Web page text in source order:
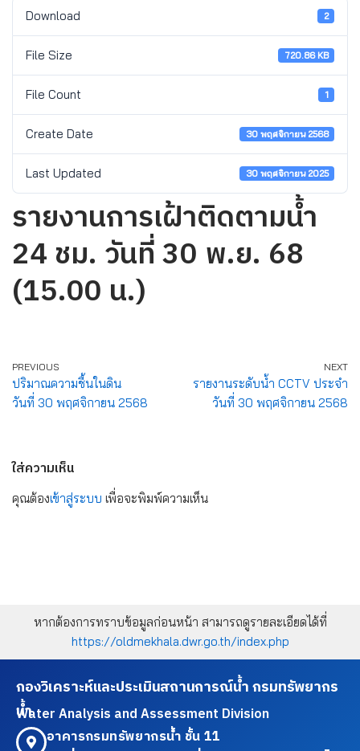
Download 2
File Size 720.86 KB
File Count 1
Create Date 30 พฤศจิกายน 2568
Last Updated 30 พฤศจิกายน 2025
รายงานการเฝ้าติดตามน้ำ
24 ชม. วันที่ 30 พ.ย. 68
(15.00 น.)
PREVIOUS
ปริมาณความชื้นในดิน
วันที่ 30 พฤศจิกายน 2568
NEXT
รายงานระดับน้ำ CCTV ประจำ
วันที่ 30 พฤศจิกายน 2568
ใส่ความเห็น
คุณต้องเข้าสู่ระบบ เพื่อจะพิมพ์ความเห็น
หากต้องการทราบข้อมูลก่อนหน้า สามารถดูรายละเอียดได้ที่
https://oldmekhala.dwr.go.th/index.php
กองวิเคราะห์และประเมินสถานการณ์น้ำ กรมทรัพยากร
น้ำ
Water Analysis and Assessment Division
อาคารกรมทรัพยากรน้ำ ชั้น 11